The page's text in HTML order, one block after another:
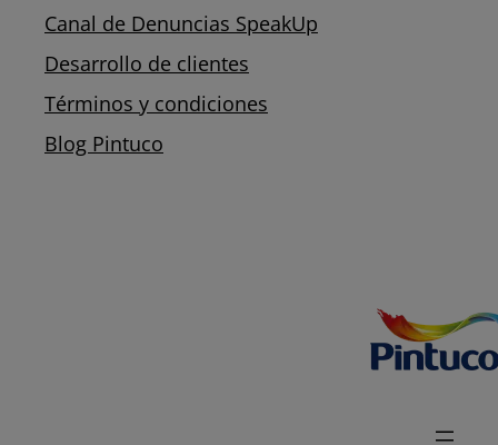
Canal de Denuncias SpeakUp
Desarrollo de clientes
Términos y condiciones
Blog Pintuco